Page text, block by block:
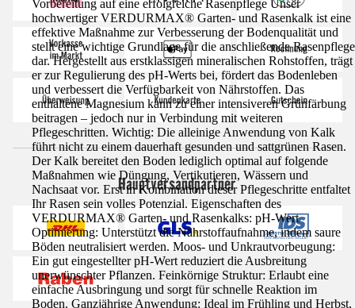
Vorbereitung auf eine erfolgreiche Rasenpflege Unser
hochwertiger VERDURMAX® Garten- und Rasenkalk ist eine
effektive Maßnahme zur Verbesserung der Bodenqualität und
stellt eine wichtige Grundlage für die anschließende Rasenpflege
dar. Hergestellt aus erstklassigen mineralischen Rohstoffen, trägt
er zur Regulierung des pH-Werts bei, fördert das Bodenleben
und verbessert die Verfügbarkeit von Nährstoffen. Das
enthaltene Magnesium kann zu einer intensiveren Grünfärbung
beitragen – jedoch nur in Verbindung mit weiteren
Pflegeschritten. Wichtig: Die alleinige Anwendung von Kalk
führt nicht zu einem dauerhaft gesunden und sattgrünen Rasen.
Der Kalk bereitet den Boden lediglich optimal auf folgende
Maßnahmen wie Düngung, Vertikutieren, Wässern und
Nachsaat vor. Erst in Kombination dieser Pflegeschritte entfaltet
Ihr Rasen sein volles Potenzial. Eigenschaften des
VERDURMAX® Garten- und Rasenkalks: pH-Wert
Optimierung: Unterstützt die Nährstoffaufnahme, indem saure
Böden neutralisiert werden. Moos- und Unkrautvorbeugung:
Ein gut eingestellter pH-Wert reduziert die Ausbreitung
unerwünschter Pflanzen. Feinkörnige Struktur: Erlaubt eine
einfache Ausbringung und sorgt für schnelle Reaktion im
Boden. Ganzjährige Anwendung: Ideal im Frühling und Herbst,
Hauptversandpartner